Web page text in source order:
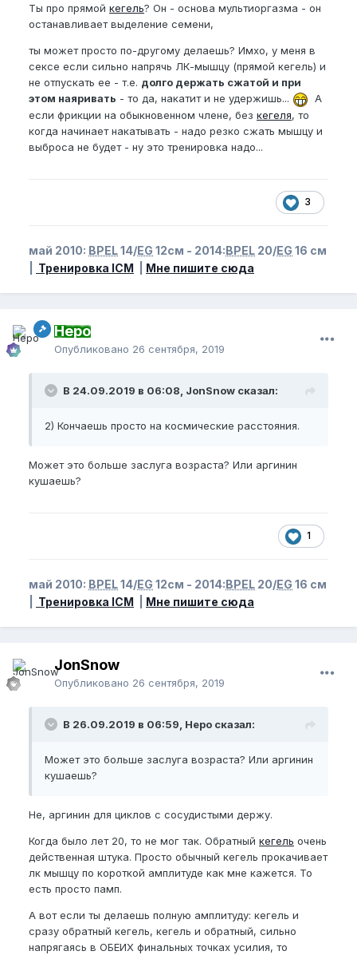
Ты про прямой кегель? Он - основа мультиоргазма - он
останавливает выделение семени,
ты может просто по-другому делаешь? Имхо, у меня в
сексе если сильно напрячь ЛК-мышцу (прямой кегель) и
не отпускать ее - т.е. долго держать сжатой и при
этом наяривать - то да, накатит и не удержишь...
А
если фрикции на обыкновенном члене, без кегеля, то
когда начинает накатывать - надо резко сжать мышцу и
выброса не будет - ну это тренировка надо...
3
май 2010: BPEL14/EG 12см - 2014:BPEL 20/EG 16 см
Тренировка ICM Мне пишите сюда
Неро
Опубликовано 26 сентября, 2019
В 24.09.2019 в 06:08, JonSnow сказал:
2) Кончаешь просто на космические расстояния.
Может это больше заслуга возраста? Или аргинин
кушаешь?
1
май 2010: BPEL14/EG 12см - 2014:BPEL 20/EG 16 см
Тренировка ICM Мне пишите сюда
JonSnow
Опубликовано 26 сентября, 2019
В 26.09.2019 в 06:59, Неро сказал:
Может это больше заслуга возраста? Или аргинин
кушаешь?
Не, аргинин для циклов с сосудистыми держу.
Когда было лет 20, то не мог так. Обратный кегель очень
действенная штука. Просто обычный кегель прокачивает
лк мышцу по короткой амплитуде как мне кажется. То
есть просто памп.
А вот если ты делаешь полную амплитуду: кегель и
сразу обратный кегель, кегель и обратный, сильно
напрягаясь в ОБЕИХ финальных точках усилия, то